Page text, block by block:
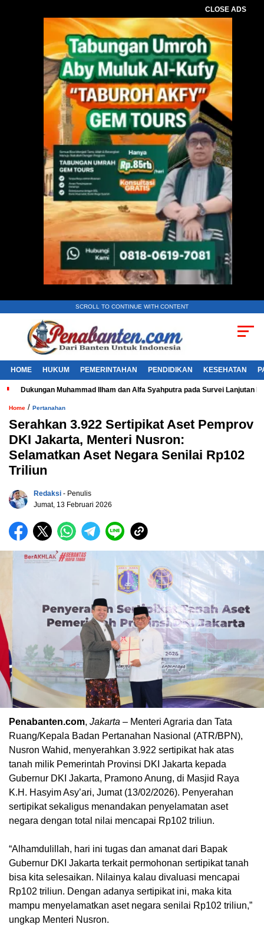
CLOSE ADS
SCROLL TO CONTINUE WITH CONTENT
HOME HUKUM PEMERINTAHAN PENDIDIKAN KESEHATAN
Dukungan Muhammad Ilham dan Alfa Syahputra pada Survei Lanjutan
Home / Pertanahan
Serahkan 3.922 Sertipikat Aset Pemprov
DKI Jakarta, Menteri Nusron:
Selamatkan Aset Negara Senilai Rp102
Triliun
Redaksi - Penulis
Jumat, 13 Februari 2026
Penabanten.com, Jakarta – Menteri Agraria dan Tata
Ruang/Kepala Badan Pertanahan Nasional (ATR/BPN),
Nusron Wahid, menyerahkan 3.922 sertipikat hak atas
tanah milik Pemerintah Provinsi DKI Jakarta kepada
Gubernur DKI Jakarta, Pramono Anung, di Masjid Raya
K.H. Hasyim Asy’ari, Jumat (13/02/2026). Penyerahan
sertipikat sekaligus menandakan penyelamatan aset
negara dengan total nilai mencapai Rp102 triliun.
“Alhamdulillah, hari ini tugas dan amanat dari Bapak
Gubernur DKI Jakarta terkait permohonan sertipikat tanah
bisa kita selesaikan. Nilainya kalau divaluasi mencapai
Rp102 triliun. Dengan adanya sertipikat ini, maka kita
mampu menyelamatkan aset negara senilai Rp102 triliun,”
ungkap Menteri Nusron.